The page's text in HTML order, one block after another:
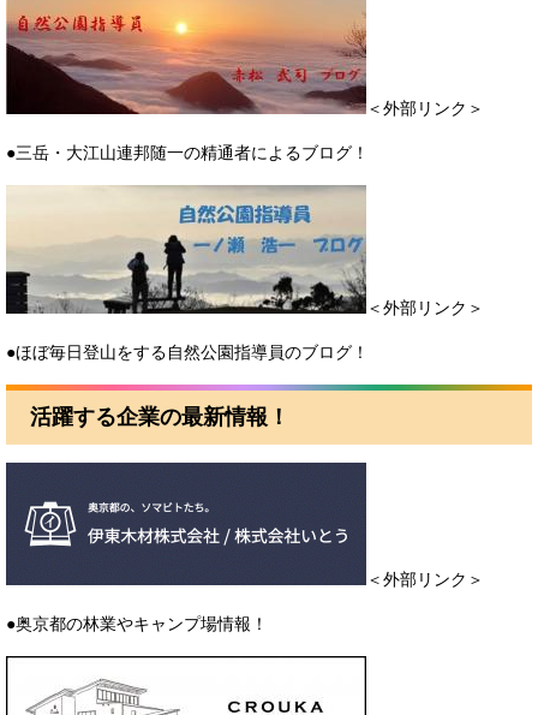
＜外部リンク＞
●三岳・大江山連邦随一の精通者によるブログ！
＜外部リンク＞
●ほぼ毎日登山をする自然公園指導員のブログ！
活躍する企業の最新情報！
＜外部リンク＞
●奥京都の林業やキャンプ場情報！